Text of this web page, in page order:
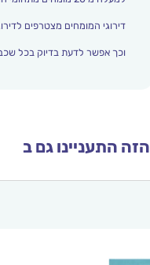
דירוגי המומחים מצטרפים
וכך אפשר לדעת בדיוק בכל
התעניינו גם ב